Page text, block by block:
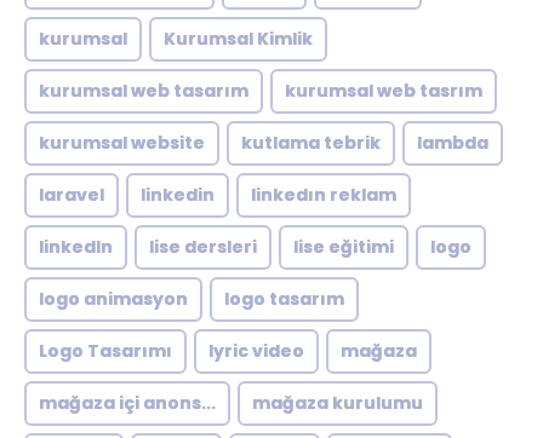
kurumsal Kurumsal Kimlik
kurumsal web tasarım kurumsal web tasrım
kurumsal website kutlama tebrik lambda
laravel linkedin linkedın reklam
linkedln lise dersleri lise eğitimi logo
logo animasyon logo tasarım
Logo Tasarımı lyric video mağaza
mağaza içi anons... mağaza kurulumu